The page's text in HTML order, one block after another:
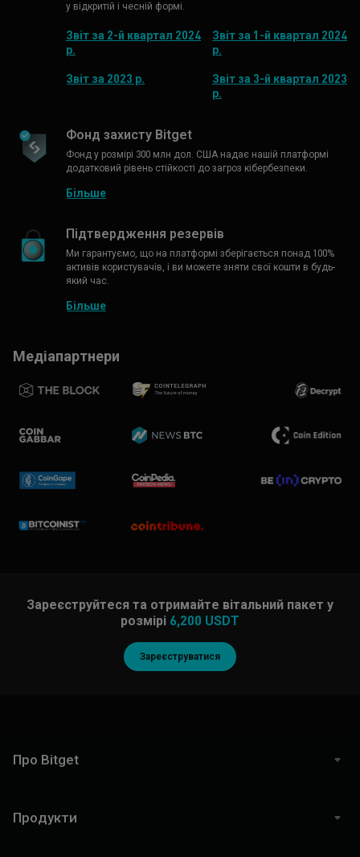
у відкритій і чесній формі.
Звіт за 2-й квартал 2024
р.
Звіт за 1-й квартал 2024
р.
Звіт за 2023 р.
Звіт за 3-й квартал 2023
р.
Фонд захисту Bitget
Фонд у розмірі 300 млн дол. США надає нашій платформі
додатковий рівень стійкості до загроз кібербезпеки.
Більше
Підтвердження резервів
Ми гарантуємо, що на платформі зберігається понад 100%
активів користувачів, і ви можете зняти свої кошти в будь-
який час.
Більше
Медіапартнери
Зареєструйтеся та отримайте вітальний пакет у
розмірі 6,200 USDT
Зареєструватися
Про Bitget
Продукти